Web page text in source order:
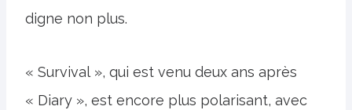
digne non plus.
« Survival », qui est venu deux ans après
« Diary », est encore plus polarisant, avec